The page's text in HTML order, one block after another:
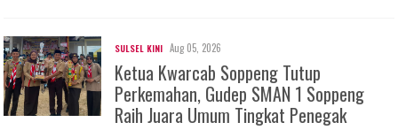
SULSEL KINI Aug 05, 2026
Ketua Kwarcab Soppeng Tutup
Perkemahan, Gudep SMAN 1 Soppeng
Raih Juara Umum Tingkat Penegak